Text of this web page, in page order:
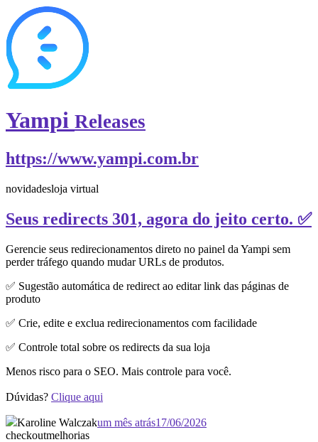
Yampi Releases
https://www.yampi.com.br
novidadesloja virtual
Seus redirects 301, agora do jeito certo. ✅
Gerencie seus redirecionamentos direto no painel da Yampi sem
perder tráfego quando mudar URLs de produtos.
✅ Sugestão automática de redirect ao editar link das páginas de
produto
✅ Crie, edite e exclua redirecionamentos com facilidade
✅ Controle total sobre os redirects da sua loja
Menos risco para o SEO. Mais controle para você.
Dúvidas? Clique aqui
Karoline Walczakum mês atrás17/06/2026
checkoutmelhorias